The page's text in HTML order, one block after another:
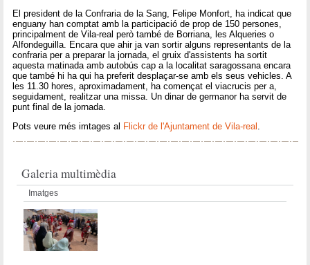
El president de la Confraria de la Sang, Felipe Monfort, ha indicat que
enguany han comptat amb la participació de prop de 150 persones,
principalment de Vila-real però també de Borriana, les Alqueries o
Alfondeguilla. Encara que ahir ja van sortir alguns representants de la
confraria per a preparar la jornada, el gruix d'assistents ha sortit
aquesta matinada amb autobús cap a la localitat saragossana encara
que també hi ha qui ha preferit desplaçar-se amb els seus vehicles. A
les 11.30 hores, aproximadament, ha començat el viacrucis per a,
seguidament, realitzar una missa. Un dinar de germanor ha servit de
punt final de la jornada.
Pots veure més imtages al Flickr de l'Ajuntament de Vila-real .
Galeria multimèdia
Imatges